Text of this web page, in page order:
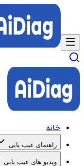
خانه
راهنمای عیب یابی
ویدیو های عیب یابی